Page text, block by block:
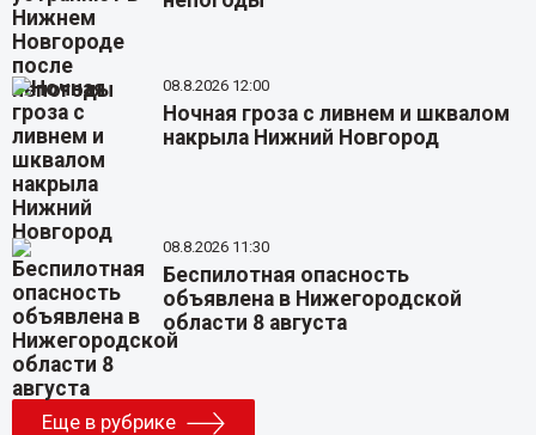
08.8.2026 12:00
Ночная гроза с ливнем и шквалом
накрыла Нижний Новгород
08.8.2026 11:30
Беспилотная опасность
объявлена в Нижегородской
области 8 августа
Еще в рубрике